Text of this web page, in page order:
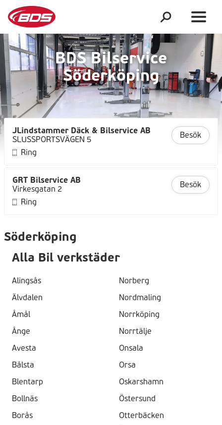
BDS Bilservice
Söderköping
JLindstammer Däck & Bilservice AB
SLUSSPORTSVÄGEN 5
Besök
Ring
GRT Bilservice AB
Virkesgatan 2
Besök
Ring
Söderköping
Alla Bil verkstäder
Alingsås
Älvdalen
Åmål
Ånge
Avesta
Bålsta
Blentarp
Bollnäs
Borås
Norberg
Nordmaling
Norrköping
Norrtälje
Onsala
Orsa
Oskarshamn
Östersund
Otterbäcken